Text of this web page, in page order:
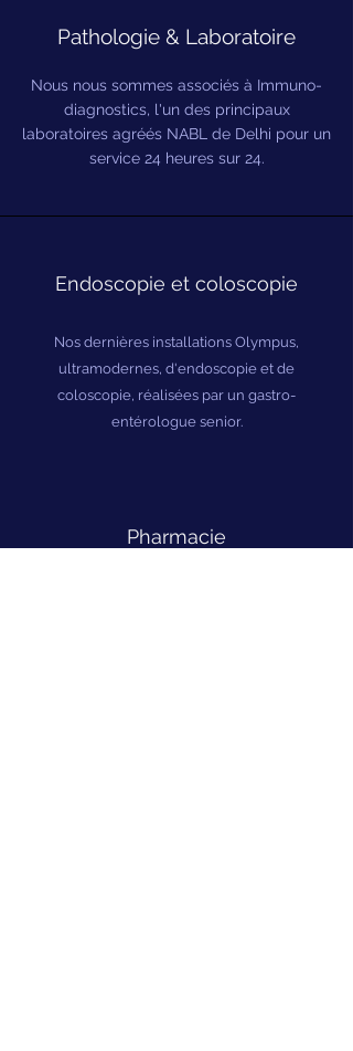
Pathologie & Laboratoire
Nous nous sommes associés à Immuno-
diagnostics, l'un des principaux
laboratoires agréés NABL de Delhi pour un
service 24 heures sur 24.
Endoscopie et coloscopie
Nos dernières installations Olympus,
ultramodernes, d'endoscopie et de
coloscopie, réalisées par un gastro-
entérologue senior.
Pharmacie